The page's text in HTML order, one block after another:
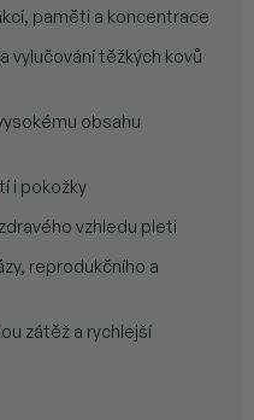
paměti a koncentrace
vylučování těžkých kovů
obsahu
i pokožky
vzhledu pleti
reprodukčního a
zátěž a rychlejší